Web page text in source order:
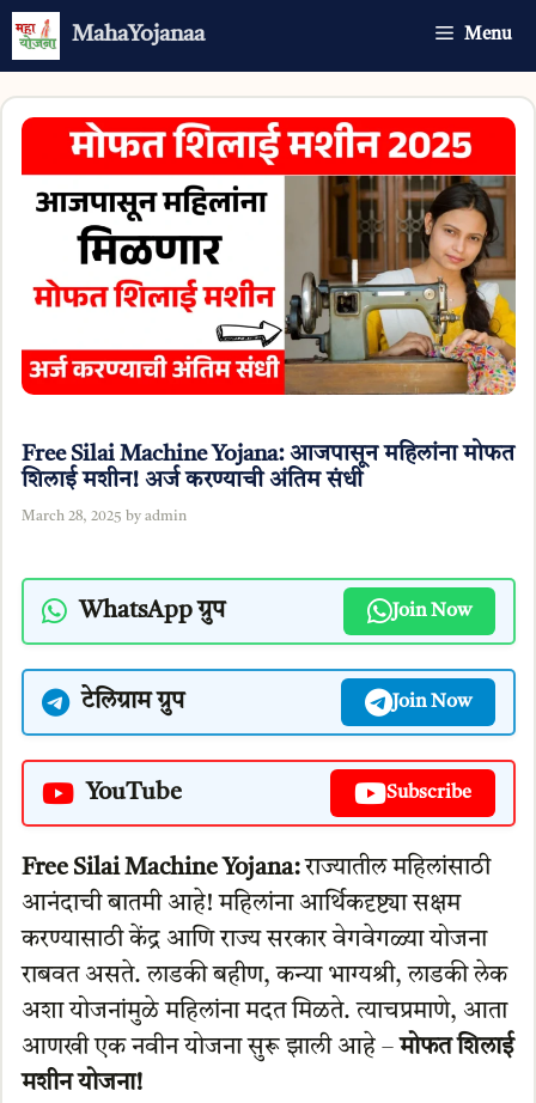
Skip
MahaYojanaa Menu
Free Silai Machine Yojana: आजपासून महिलांना मोफत
शिलाई मशीन! अर्ज करण्याची अंतिम संधी
March 28, 2025 by admin
WhatsApp ग्रुप Join Now
टेलिग्राम ग्रुप Join Now
YouTube Subscribe
Free Silai Machine Yojana:राज्यातील महिलांसाठी
आनंदाची बातमी आहे! महिलांना आर्थिकदृष्ट्या सक्षम
करण्यासाठी केंद्र आणि राज्य सरकार वेगवेगळ्या योजना
राबवत असते. लाडकी बहीण, कन्या भाग्यश्री, लाडकी लेक
अशा योजनांमुळे महिलांना मदत मिळते. त्याचप्रमाणे, आता
आणखी एक नवीन योजना सुरू झाली आहे –मोफत शिलाई
मशीन योजना!